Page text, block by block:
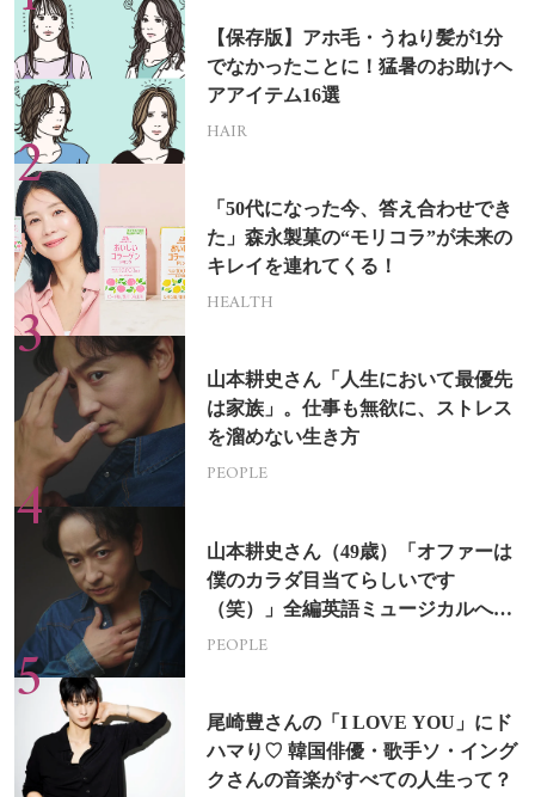
【保存版】アホ毛・うねり髪が1分
でなかったことに！猛暑のお助けヘ
アアイテム16選
HAIR
「50代になった今、答え合わせでき
た」森永製菓の“モリコラ”が未来の
キレイを連れてくる！
HEALTH
山本耕史さん「人生において最優先
は家族」。仕事も無欲に、ストレス
を溜めない生き方
PEOPLE
山本耕史さん（49歳）「オファーは
僕のカラダ目当てらしいです
（笑）」全編英語ミュージカルへの
挑戦
PEOPLE
尾崎豊さんの「I LOVE YOU」にド
ハマり♡ 韓国俳優・歌手ソ・イング
クさんの音楽がすべての人生って？